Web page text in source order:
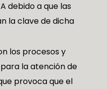
debido a que las
la clave de dicha
los procesos y
la atención de
provoca que el